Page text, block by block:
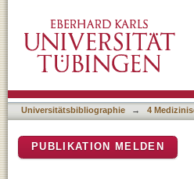
Clusters Under GacS
Universitätsbibliographie → 4
PUBLIKATION MELDEN